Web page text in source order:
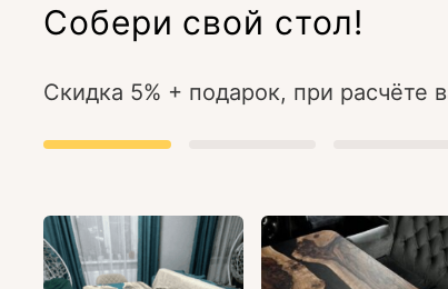
Собери свой стол!
Скидка 5% + подарок, при расчёте